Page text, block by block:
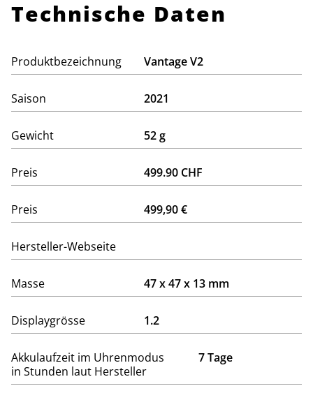
Technische Daten
Produktbezeichnung Vantage V2
Saison 2021
Gewicht 52 g
Preis 499.90 CHF
Preis 499,90 €
Hersteller-Webseite
Masse 47 x 47 x 13 mm
Displaygrösse 1.2
Akkulaufzeit im Uhrenmodus
in Stunden laut Hersteller
7 Tage